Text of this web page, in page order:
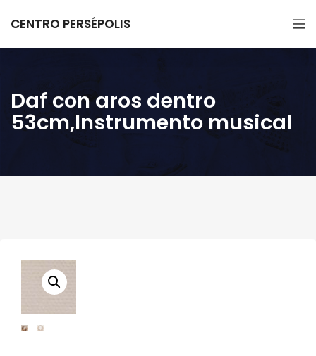
CENTRO PERSÉPOLIS
Daf con aros dentro
53cm,Instrumento musical